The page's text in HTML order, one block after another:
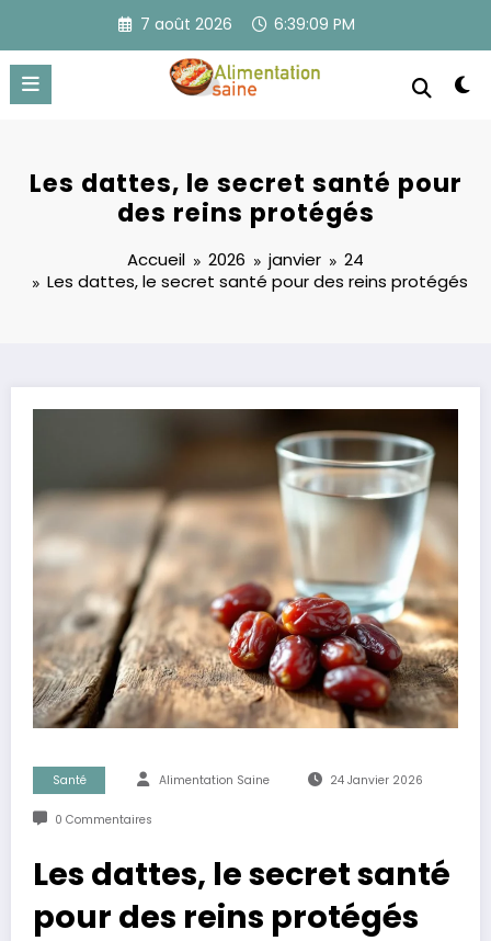
contenu
7 août 2026 6:39:10 PM
Les dattes, le secret santé pour
des reins protégés
Accueil 2026 janvier
24
Les dattes, le secret santé pour des reins protégés
Santé Alimentation Saine 24 Janvier 2026
0 Commentaires
Les dattes, le secret santé
pour des reins protégés